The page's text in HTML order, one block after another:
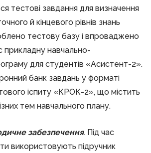
тестові завдання для визначення
й кінцевого рівнів знань
тестову базу і впроваджено
прикладну навчально-
для студентів «Асистент-2».
банк завдань у форматі
іспиту «КРОК-2», що містить
тем навчального плану.
забезпечення. Під час
використовують підручник